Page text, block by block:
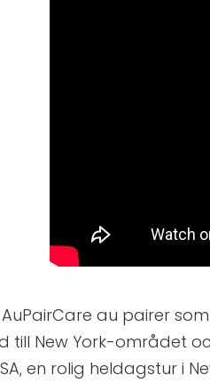
AuPairCare au pairer
till New York-området
en rolig heldagstur i